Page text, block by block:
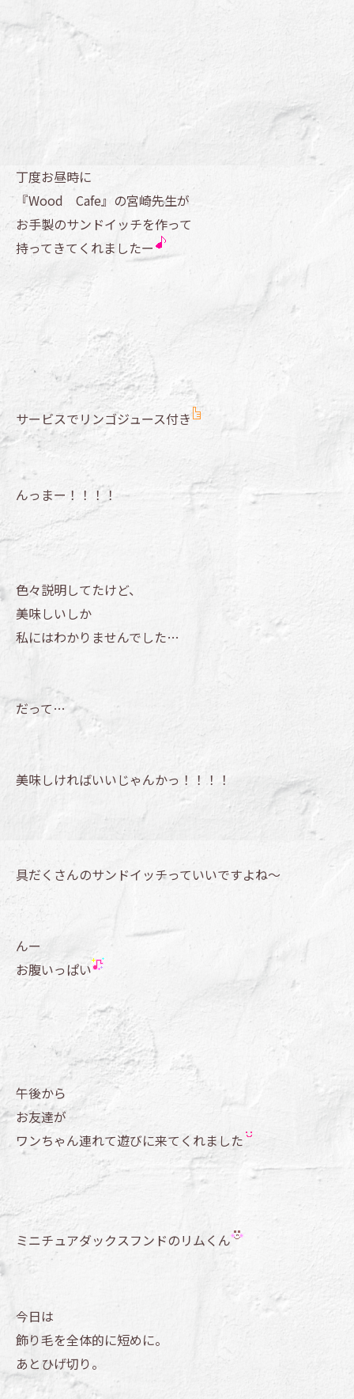
丁度お昼時に
『Wood Cafe』の宮崎先生が
お手製のサンドイッチを作って
持ってきてくれましたー
サービスでリンゴジュース付き
んっまー！！！！
色々説明してたけど、
美味しいしか
私にはわかりませんでした…
だって…
美味しければいいじゃんかっ！！！！
具だくさんのサンドイッチっていいですよね～
んー
お腹いっぱい
午後から
お友達が
ワンちゃん連れて遊びに来てくれました
ミニチュアダックスフンドのリムくん
今日は
飾り毛を全体的に短めに。
あとひげ切り。